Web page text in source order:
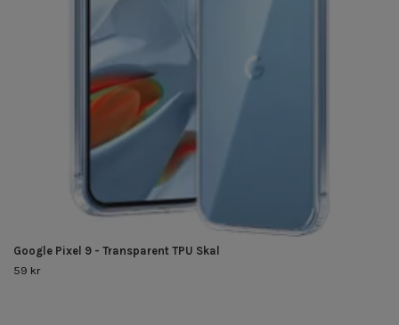
Google Pixel 9 - Transparent TPU Skal
59 kr